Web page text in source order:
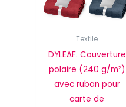
Textile
DYLEAF. Couverture
polaire (240 g/m²)
avec ruban pour
carte de